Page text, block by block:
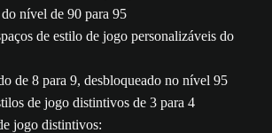
nível de 90 para 95
de estilo de jogo personalizáveis do
de 8 para 9, desbloqueado no nível 95
de jogo distintivos de 3 para 4
jogo distintivos: